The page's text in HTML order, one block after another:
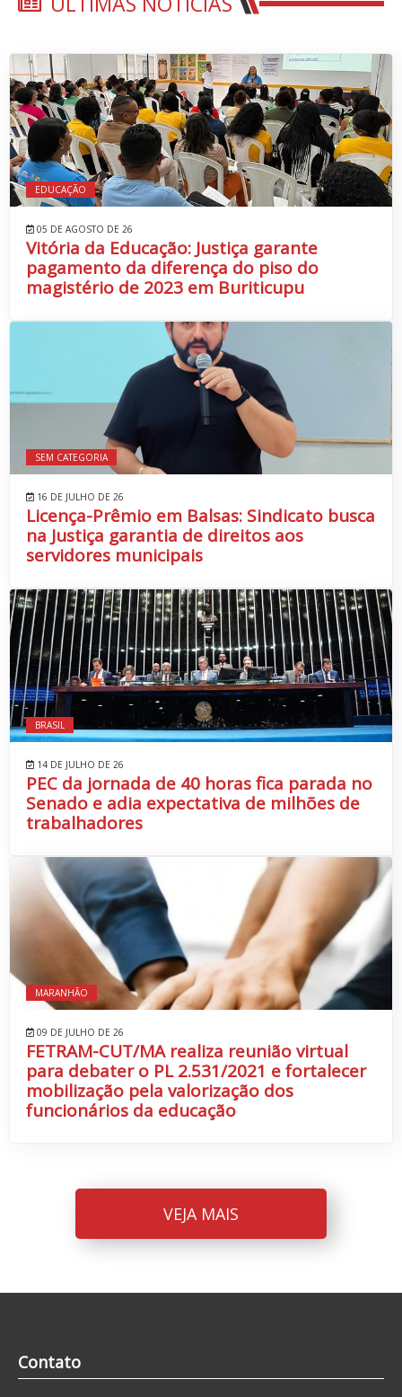
EDUCAÇÃO
05 DE AGOSTO DE 26
Vitória da Educação: Justiça garante
pagamento da diferença do piso do
magistério de 2023 em Buriticupu
SEM CATEGORIA
16 DE JULHO DE 26
Licença-Prêmio em Balsas: Sindicato busca
na Justiça garantia de direitos aos
servidores municipais
BRASIL
14 DE JULHO DE 26
PEC da jornada de 40 horas fica parada no
Senado e adia expectativa de milhões de
trabalhadores
MARANHÃO
09 DE JULHO DE 26
FETRAM-CUT/MA realiza reunião virtual
para debater o PL 2.531/2021 e fortalecer
mobilização pela valorização dos
funcionários da educação
VEJA MAIS
Contato